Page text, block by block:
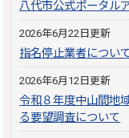
八代市公式ポータル
2026年6月22日更新
指名停止業者につい
2026年6月12日更新
令和８年度中山間地
る要望調査について